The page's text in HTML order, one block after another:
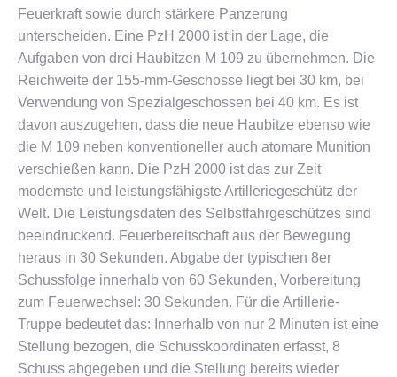
Feuerkraft sowie durch stärkere Panzerung
unterscheiden. Eine PzH 2000 ist in der Lage, die
Aufgaben von drei Haubitzen M 109 zu übernehmen. Die
Reichweite der 155-mm-Geschosse liegt bei 30 km, bei
Verwendung von Spezialgeschossen bei 40 km. Es ist
davon auszugehen, dass die neue Haubitze ebenso wie
die M 109 neben konventioneller auch atomare Munition
verschießen kann. Die PzH 2000 ist das zur Zeit
modernste und leistungsfähigste Artilleriegeschütz der
Welt. Die Leistungsdaten des Selbstfahrgeschützes sind
beeindruckend. Feuerbereitschaft aus der Bewegung
heraus in 30 Sekunden. Abgabe der typischen 8er
Schussfolge innerhalb von 60 Sekunden, Vorbereitung
zum Feuerwechsel: 30 Sekunden. Für die Artillerie-
Truppe bedeutet das: Innerhalb von nur 2 Minuten ist eine
Stellung bezogen, die Schusskoordinaten erfasst, 8
Schuss abgegeben und die Stellung bereits wieder